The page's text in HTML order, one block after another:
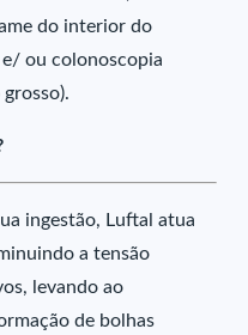
do interior do
ou colonoscopia
ingestão, Luftal atua
a tensão
levando ao
de bolhas